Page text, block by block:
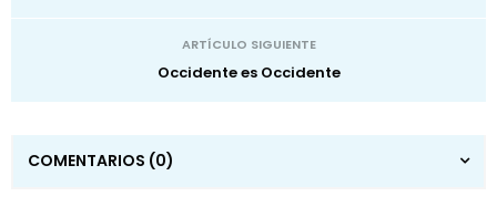
ARTÍCULO SIGUIENTE
Occidente es Occidente
COMENTARIOS (0)